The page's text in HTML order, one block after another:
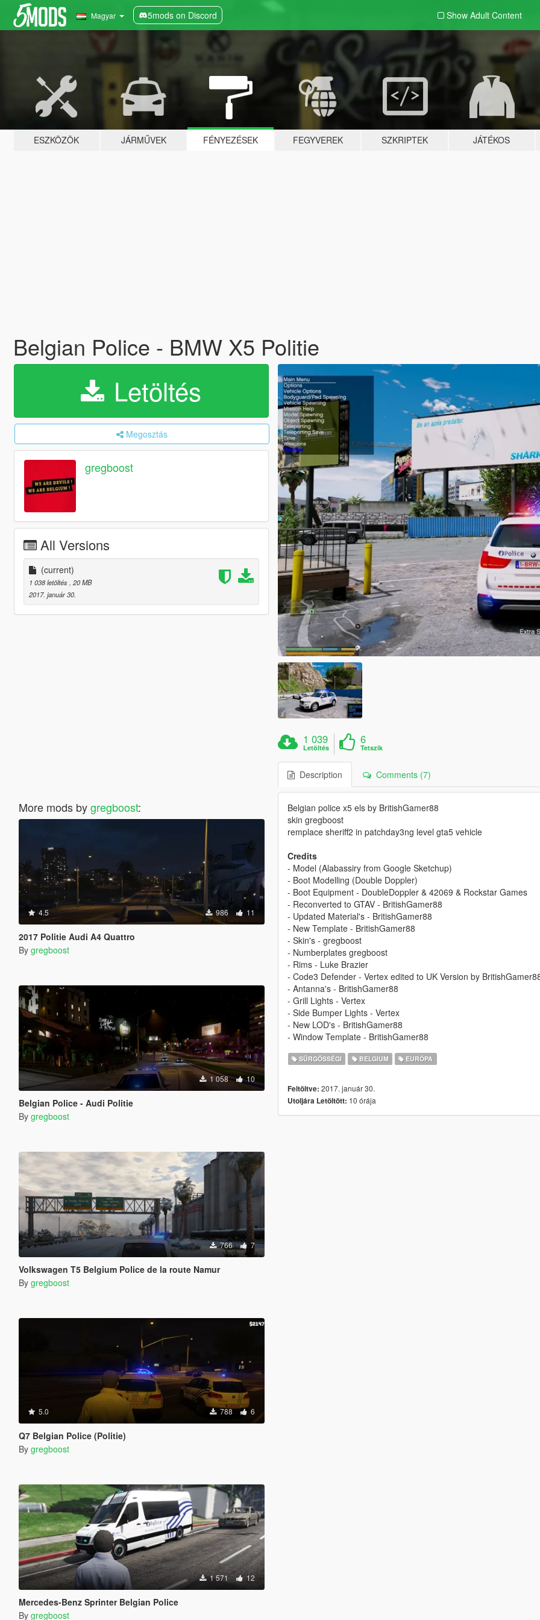
Magyar 5mods on Discord Show Adult Content
ESZKÖZÖK JÁRMŰVEK FÉNYEZÉSEK FEGYVEREK SZKRIPTEK JÁTÉKOS
Belgian Police - BMW X5 Politie
Letöltés
Megosztás
gregboost
All Versions
(current)
1 038 letöltés , 20 MB
2017. január 30.
More mods bygregboost:
4.5 986 11
2017 Politie Audi A4 Quattro
By gregboost
1 058 10
Belgian Police - Audi Politie
By gregboost
766 7
Volkswagen T5 Belgium Police de la route Namur
By gregboost
5.0 788 6
Q7 Belgian Police (Politie)
By gregboost
1 571 12
Mercedes-Benz Sprinter Belgian Police
By gregboost
1 039
Letöltés
6
Tetszik
Description Comments (7)
Belgian police x5 els by BritishGamer88
skin gregboost
remplace sheriff2 in patchday3ng level gta5 vehicle
Credits
- Model (Alabassiry from Google Sketchup)
- Boot Modelling (Double Doppler)
- Boot Equipment - DoubleDoppler & 42069 & Rockstar Games
- Reconverted to GTAV - BritishGamer88
- Updated Material's - BritishGamer88
- New Template - BritishGamer88
- Skin's - gregboost
- Numberplates gregboost
- Rims - Luke Brazier
- Code3 Defender - Vertex edited to UK Version by
- Antanna's - BritishGamer88
- Grill Lights - Vertex
- Side Bumper Lights - Vertex
- New LOD's - BritishGamer88
- Window Template - BritishGamer88
SŰRGŐSSÉGI BELGIUM EURÓPA
Feltöltve: 2017. január 30.
Utoljára Letöltött: 10 órája